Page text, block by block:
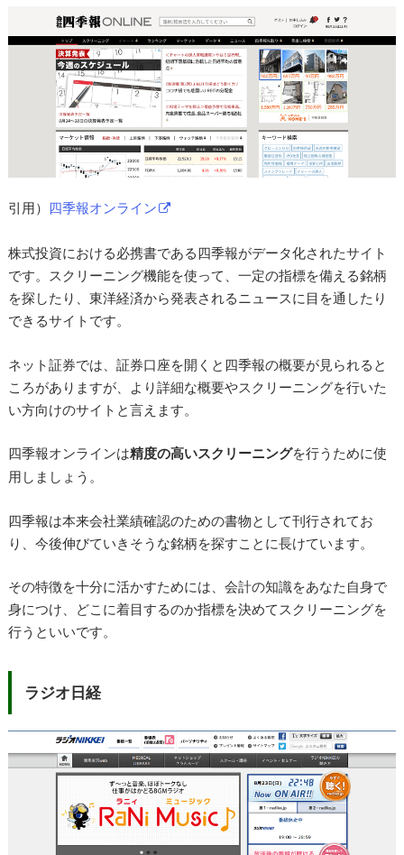
引用） 四季報オンライン
株式投資における必携書である四季報がデータ化されたサイト
です。スクリーニング機能を使って、一定の指標を備える銘柄
を探したり、東洋経済から発表されるニュースに目を通したり
できるサイトです。
ネット証券では、証券口座を開くと四季報の概要が見られると
ころがありますが、より詳細な概要やスクリーニングを行いた
い方向けのサイトと言えます。
四季報オンラインは精度の高いスクリーニングを行うために使
用しましょう。
四季報は本来会社業績確認のための書物として刊行されてお
り、今後伸びていきそうな銘柄を探すことに長けています。
その特徴を十分に活かすためには、会計の知識をあなた自身で
身につけ、どこに着目するのか指標を決めてスクリーニングを
行うといいです。
ラジオ日経